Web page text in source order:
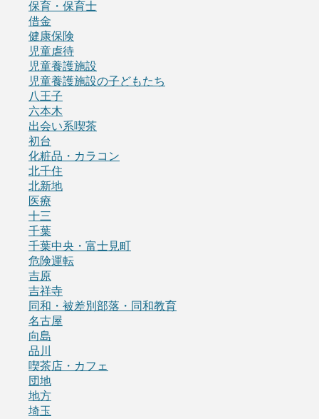
保育・保育士
借金
健康保険
児童虐待
児童養護施設
児童養護施設の子どもたち
八王子
六本木
出会い系喫茶
初台
化粧品・カラコン
北千住
北新地
医療
十三
千葉
千葉中央・富士見町
危険運転
吉原
吉祥寺
同和・被差別部落・同和教育
名古屋
向島
品川
喫茶店・カフェ
団地
地方
埼玉